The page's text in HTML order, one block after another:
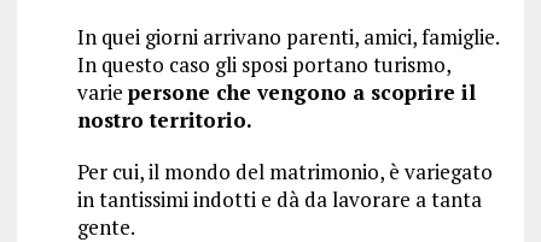
In quei giorni arrivano parenti, amici, famiglie.
In questo caso gli sposi portano turismo,
varie persone che vengono a scoprire il
nostro territorio.
Per cui, il mondo del matrimonio, è variegato
in tantissimi indotti e dà da lavorare a tanta
gente.